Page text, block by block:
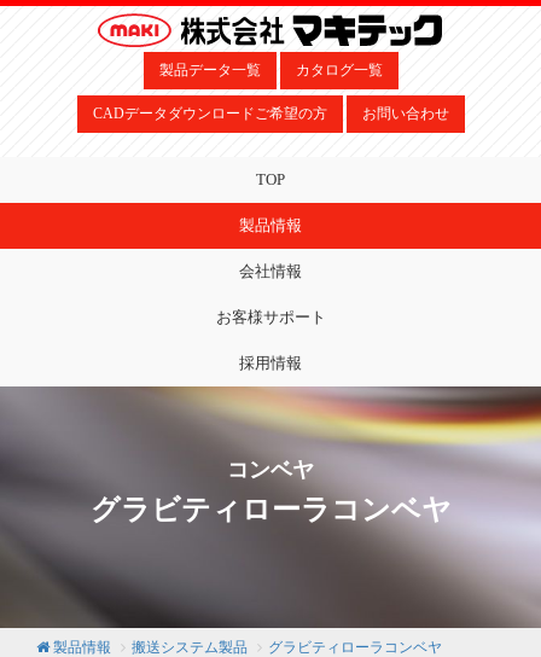
製品データ一覧 カタログ一覧
CADデータダウンロードご希望の方 お問い合わせ
TOP
製品情報
会社情報
お客様サポート
採用情報
コンベヤ
グラビティローラコンベヤ
製品情報 搬送システム製品
グラビティローラコンベヤ